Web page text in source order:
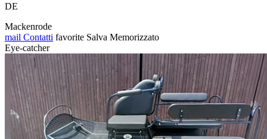
DE
Mackenrode
mail Contatti favorite Salva Memorizzato
Eye-catcher